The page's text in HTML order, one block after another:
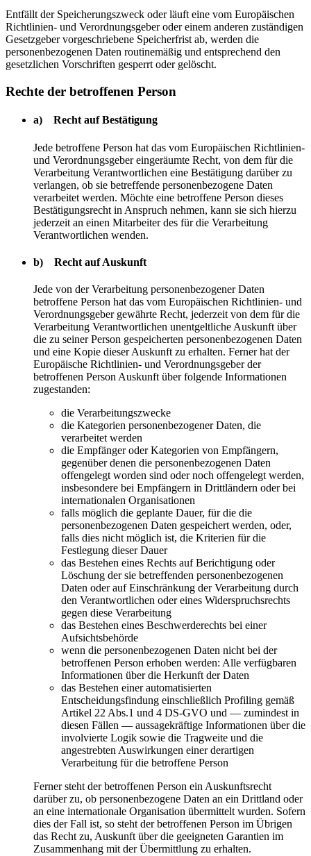
Entfällt der Speicherungszweck oder läuft eine vom Europäischen
Richtlinien- und Verordnungsgeber oder einem anderen zuständigen
Gesetzgeber vorgeschriebene Speicherfrist ab, werden die
personenbezogenen Daten routinemäßig und entsprechend den
gesetzlichen Vorschriften gesperrt oder gelöscht.
Rechte der betroffenen Person
a) Recht auf Bestätigung
Jede betroffene Person hat das vom Europäischen Richtlinien-
und Verordnungsgeber eingeräumte Recht, von dem für die
Verarbeitung Verantwortlichen eine Bestätigung darüber zu
verlangen, ob sie betreffende personenbezogene Daten
verarbeitet werden. Möchte eine betroffene Person dieses
Bestätigungsrecht in Anspruch nehmen, kann sie sich hierzu
jederzeit an einen Mitarbeiter des für die Verarbeitung
Verantwortlichen wenden.
b) Recht auf Auskunft
Jede von der Verarbeitung personenbezogener Daten
betroffene Person hat das vom Europäischen Richtlinien- und
Verordnungsgeber gewährte Recht, jederzeit von dem für die
Verarbeitung Verantwortlichen unentgeltliche Auskunft über
die zu seiner Person gespeicherten personenbezogenen Daten
und eine Kopie dieser Auskunft zu erhalten. Ferner hat der
Europäische Richtlinien- und Verordnungsgeber der
betroffenen Person Auskunft über folgende Informationen
zugestanden:
die Verarbeitungszwecke
die Kategorien personenbezogener Daten, die
verarbeitet werden
die Empfänger oder Kategorien von Empfängern,
gegenüber denen die personenbezogenen Daten
offengelegt worden sind oder noch offengelegt werden,
insbesondere bei Empfängern in Drittländern oder bei
internationalen Organisationen
falls möglich die geplante Dauer, für die die
personenbezogenen Daten gespeichert werden, oder,
falls dies nicht möglich ist, die Kriterien für die
Festlegung dieser Dauer
das Bestehen eines Rechts auf Berichtigung oder
Löschung der sie betreffenden personenbezogenen
Daten oder auf Einschränkung der Verarbeitung durch
den Verantwortlichen oder eines Widerspruchsrechts
gegen diese Verarbeitung
das Bestehen eines Beschwerderechts bei einer
Aufsichtsbehörde
wenn die personenbezogenen Daten nicht bei der
betroffenen Person erhoben werden: Alle verfügbaren
Informationen über die Herkunft der Daten
das Bestehen einer automatisierten
Entscheidungsfindung einschließlich Profiling gemäß
Artikel 22 Abs.1 und 4 DS-GVO und — zumindest in
diesen Fällen — aussagekräftige Informationen über die
involvierte Logik sowie die Tragweite und die
angestrebten Auswirkungen einer derartigen
Verarbeitung für die betroffene Person
Ferner steht der betroffenen Person ein Auskunftsrecht
darüber zu, ob personenbezogene Daten an ein Drittland oder
an eine internationale Organisation übermittelt wurden. Sofern
dies der Fall ist, so steht der betroffenen Person im Übrigen
das Recht zu, Auskunft über die geeigneten Garantien im
Zusammenhang mit der Übermittlung zu erhalten.